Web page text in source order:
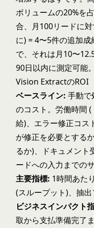
ボリュームの20%を
合、月100リードに
に) = 4〜5件の追加
で、それは月10〜
90日以内に測定可能。
Vision ExtractのROI
ベースライン: 手動で
のコスト。労働時間
給)、エラー修正コス
が修正を必要とする
るか)、ドキュメント
ードへの入力までの
主要指標: 1時間あた
(スループット)、抽出
ビジネスインパクト
取から支払準備完了